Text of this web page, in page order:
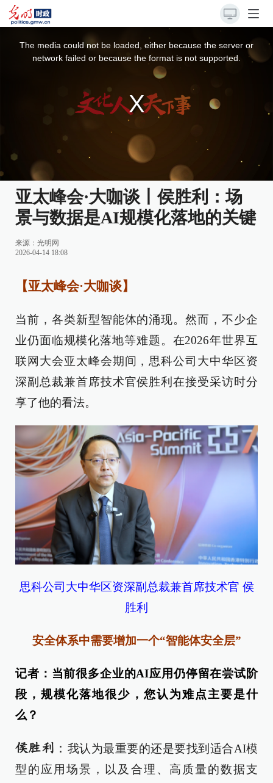
The media could not be loaded, either because the server or
network failed or because the format is not supported.
亚太峰会·大咖谈丨侯胜利：场
景与数据是AI规模化落地的关键
来源：光明网
2026-04-14 18:08
【亚太峰会·大咖谈】
当前，各类新型智能体的涌现。然而，不少企
业仍面临规模化落地等难题。在2026年世界互
联网大会亚太峰会期间，思科公司大中华区资
深副总裁兼首席技术官侯胜利在接受采访时分
享了他的看法。
思科公司大中华区资深副总裁兼首席技术官 侯
胜利
安全体系中需要增加一个“智能体安全层”
记者：当前很多企业的AI应用仍停留在尝试阶
段，规模化落地很少，您认为难点主要是什
么？
侯胜利 ： 我认为最重要的还是要找到适合AI模
型的应用场景，以及合理、高质量的数据支